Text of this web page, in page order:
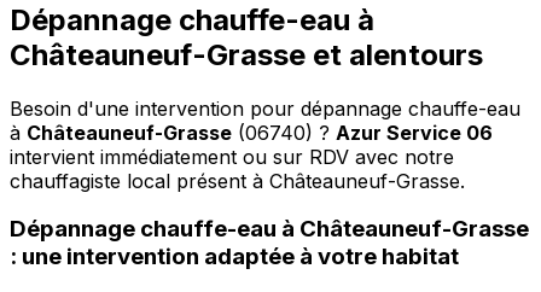
Dépannage chauffe-eau à
Châteauneuf-Grasse et alentours
Besoin d'une intervention pour dépannage chauffe-eau
à Châteauneuf-Grasse (06740) ? Azur Service 06
intervient immédiatement ou sur RDV avec notre
chauffagiste local présent à Châteauneuf-Grasse.
Dépannage chauffe-eau à Châteauneuf-Grasse
: une intervention adaptée à votre habitat